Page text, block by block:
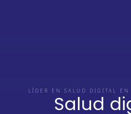
LÍDER EN SALUD DIGITAL EN
Salud